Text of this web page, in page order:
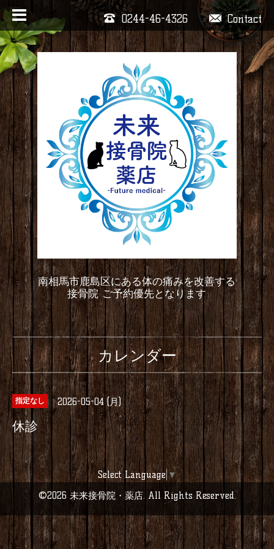
Contact
0244-46-4326
南相馬市鹿島区にある体の痛みを改善する
接骨院 ご予約優先となります
カレンダー
指定なし 2026-05-04 (月)
休診
Select Language ▼
©2026 未来接骨院・薬店. All Rights Reserved.